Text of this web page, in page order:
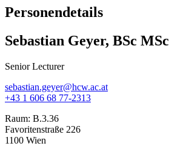
Personendetails
Sebastian Geyer, BSc MSc
Senior Lecturer
sebastian.geyer@hcw.ac.at
+43 1 606 68 77-2313
Raum: B.3.36
Favoritenstraße 226
1100 Wien